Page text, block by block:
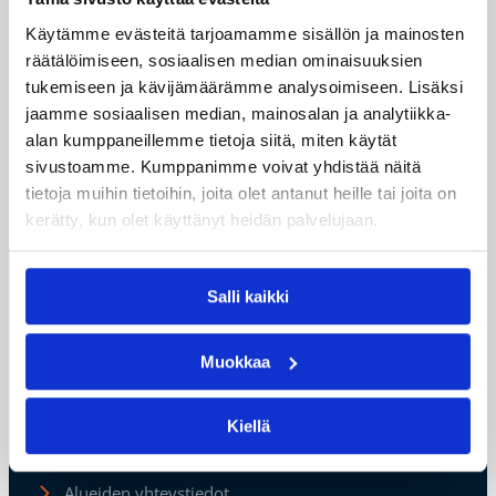
Käytämme evästeitä tarjoamamme sisällön ja mainosten
räätälöimiseen, sosiaalisen median ominaisuuksien
tukemiseen ja kävijämäärämme analysoimiseen. Lisäksi
jaamme sosiaalisen median, mainosalan ja analytiikka-
alan kumppaneillemme tietoja siitä, miten käytät
sivustoamme. Kumppanimme voivat yhdistää näitä
tietoja muihin tietoihin, joita olet antanut heille tai joita on
kerätty, kun olet käyttänyt heidän palvelujaan.
Salli kaikki
Muokkaa
Kiellä
ja arvio harjoittelusta. Rasitusvammoissa pelaajan
tulee ottaa yhteys maajoukkueen fysioterapeuttiin tai
maajoukkueiden lääkäriin, joka arvioi lääkärissä
käynnin tarpeellisuuden.
Pelaajan osallistuessa leiritykseen, hän voi tarvittaessa
täyttää esitietolomakkeen leirin fysioterapeutille ennen
leirin alkua.
Koripalloliitto
Urheilupuistontie 3
02200 Espoo
Henkilöstön yhteystiedot